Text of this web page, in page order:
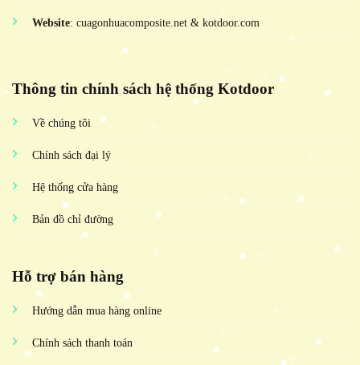
Website: cuagonhuacomposite.net & kotdoor.com
Thông tin chính sách hệ thống Kotdoor
Về chúng tôi
Chính sách đại lý
Hệ thống cửa hàng
Bản đồ chỉ đường
Hỗ trợ bán hàng
Hướng dẫn mua hàng online
Chính sách thanh toán